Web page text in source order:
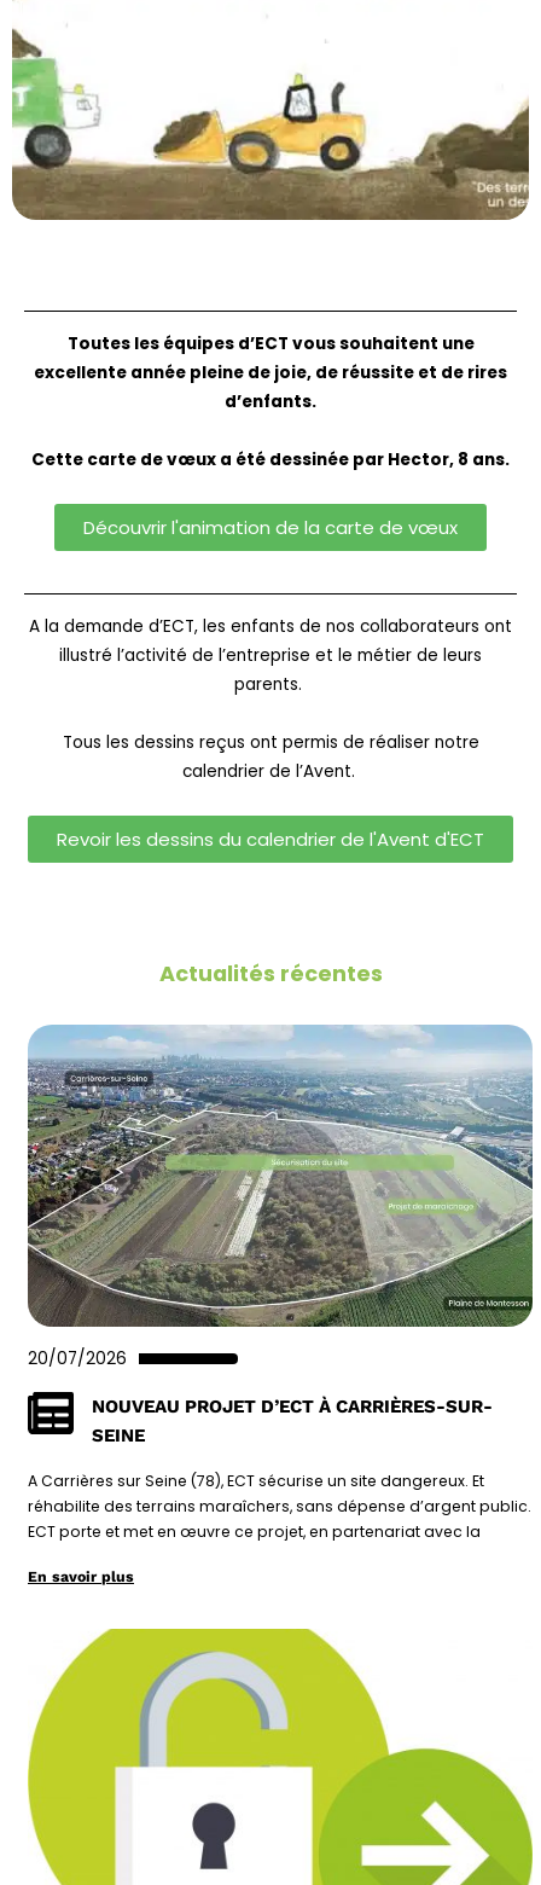
Toutes les équipes d’ECT vous souhaitent une
excellente année pleine de joie, de réussite et de rires
d’enfants.
Cette carte de vœux a été dessinée par Hector, 8 ans.
Découvrir l'animation de la carte de vœux
A la demande d’ECT, les enfants de nos collaborateurs ont
illustré l’activité de l’entreprise et le métier de leurs
parents.
Tous les dessins reçus ont permis de réaliser notre
calendrier de l’Avent.
Revoir les dessins du calendrier de l'Avent d'ECT
Actualités récentes
20/07/2026
NOUVEAU PROJET D’ECT À CARRIÈRES-SUR-
SEINE
A Carrières sur Seine (78), ECT sécurise un site dangereux. Et
réhabilite des terrains maraîchers, sans dépense d’argent public.
ECT porte et met en œuvre ce projet, en partenariat avec la
En savoir plus